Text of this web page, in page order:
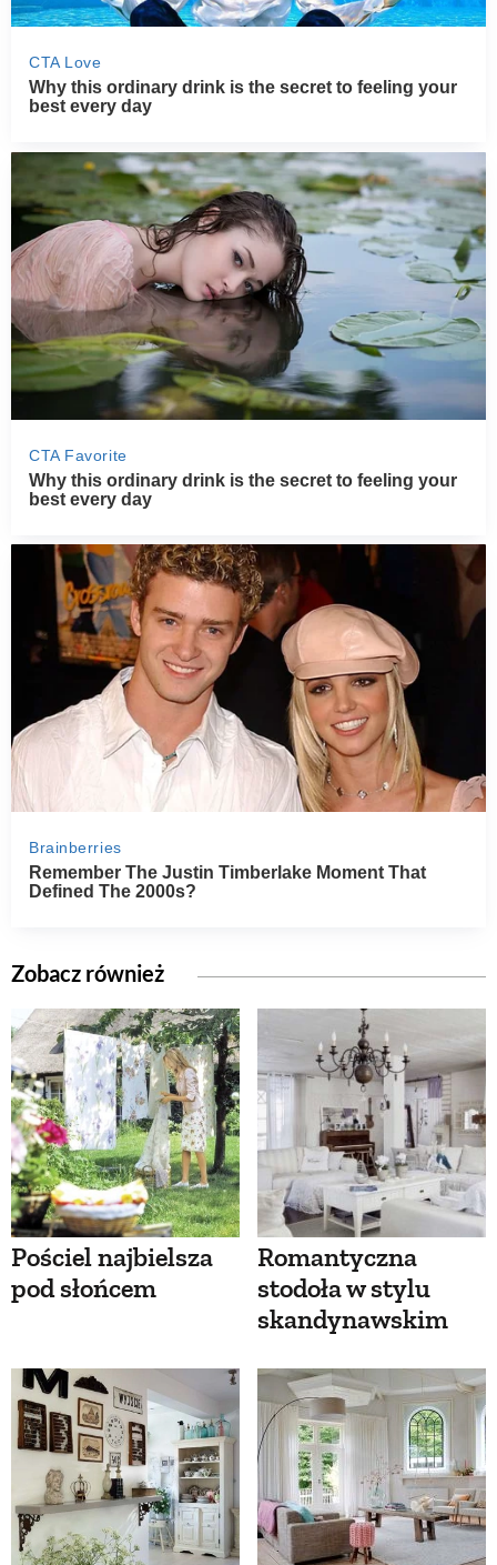
Zobacz również
Pościel najbielsza
pod słońcem
Romantyczna
stodoła w stylu
skandynawskim